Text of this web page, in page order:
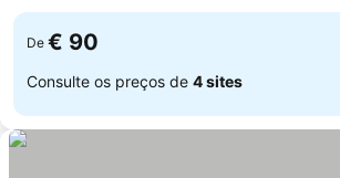
De € 90
Consulte os preços de 4 sites